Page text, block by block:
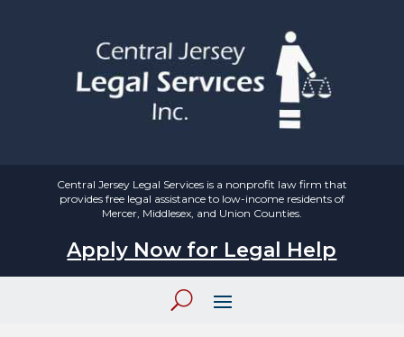
Central Jersey Legal Services is a nonprofit law firm that
provides free legal assistance to low-income residents of
Mercer, Middlesex, and Union Counties.
Apply Now for Legal Help